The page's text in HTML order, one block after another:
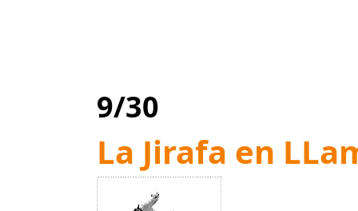
9/30
La Jirafa en